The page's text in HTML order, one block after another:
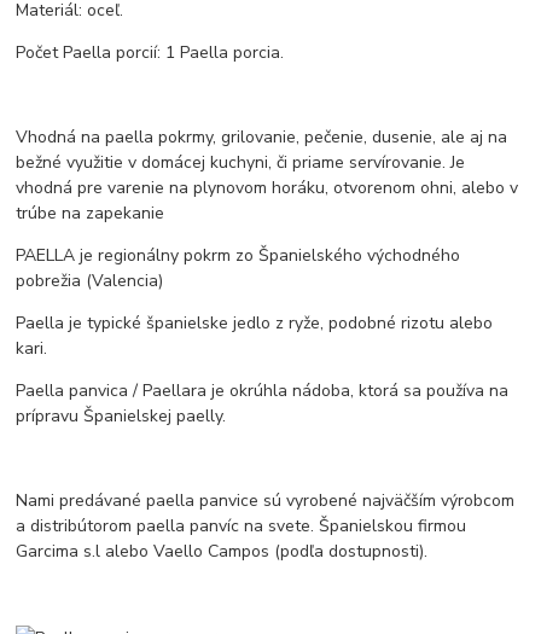
Materiál: oceľ.
Počet Paella porcií: 1 Paella porcia.
Vhodná na paella pokrmy, grilovanie, pečenie, dusenie, ale aj na
bežné využitie v domácej kuchyni, či priame servírovanie. Je
vhodná pre varenie na plynovom horáku, otvorenom ohni, alebo v
trúbe na zapekanie
PAELLA je regionálny pokrm zo Španielského východného
pobrežia (Valencia)
Paella je typické španielske jedlo z ryže, podobné rizotu alebo
kari.
Paella panvica / Paellara je okrúhla nádoba, ktorá sa používa na
prípravu Španielskej paelly.
Nami predávané paella panvice sú vyrobené najväčším výrobcom
a distribútorom paella panvíc na svete. Španielskou firmou
Garcima s.l alebo Vaello Campos (podľa dostupnosti).